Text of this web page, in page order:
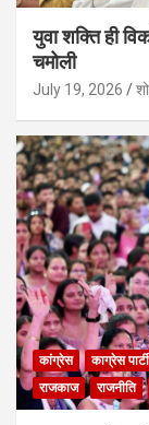
युवा शक्ति ही
चमोली
July 19, 2026
कांग्रेस काग्रेस पार्टी
राजकाज
राजनीति